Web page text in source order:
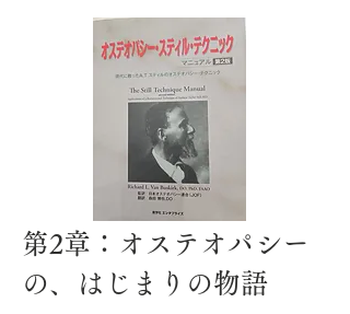
第2章：オステオパシー
の、はじまりの物語